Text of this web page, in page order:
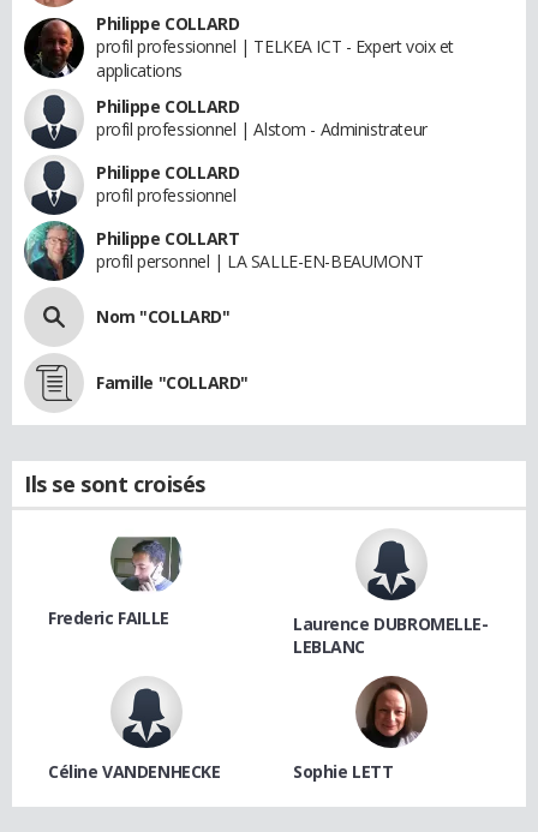
Philippe COLLARD
profil professionnel | TELKEA ICT - Expert voix et
applications
Philippe COLLARD
profil professionnel | Alstom - Administrateur
Philippe COLLARD
profil professionnel
Philippe COLLART
profil personnel | LA SALLE-EN-BEAUMONT
Nom "COLLARD"
Famille "COLLARD"
Ils se sont croisés
Frederic FAILLE
Laurence DUBROMELLE-
LEBLANC
Céline VANDENHECKE Sophie LETT